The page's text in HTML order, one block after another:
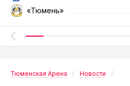
«Тюмень»
Тюменская Арена Новости